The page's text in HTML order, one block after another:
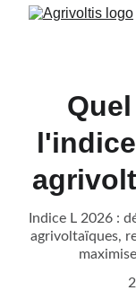
Indice L 2026 :
agrivoltaïques,